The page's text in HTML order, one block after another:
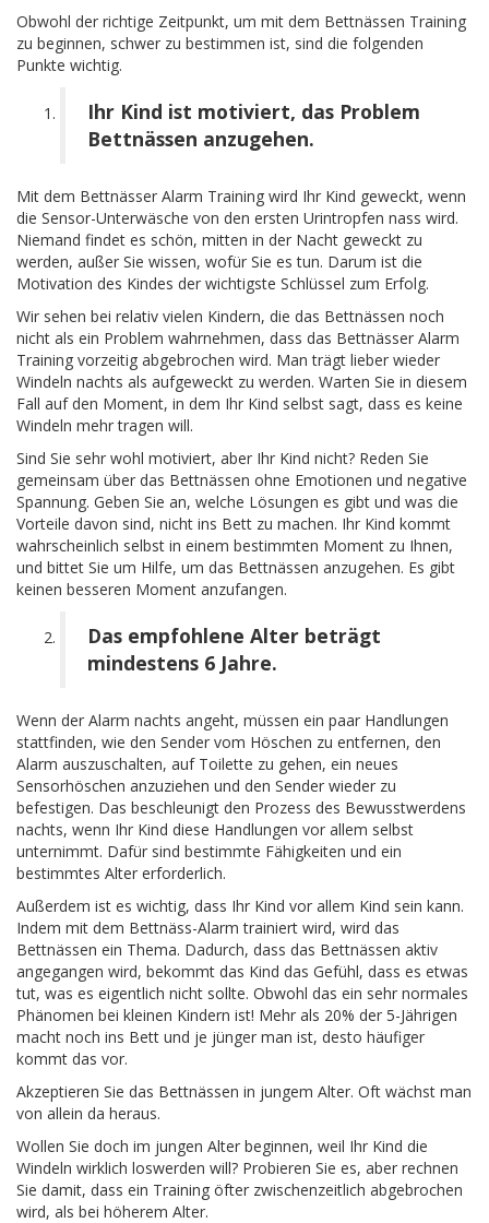
Obwohl der richtige Zeitpunkt, um mit dem Bettnässen Training
zu beginnen, schwer zu bestimmen ist, sind die folgenden
Punkte wichtig.
Ihr Kind ist motiviert, das Problem
Bettnässen anzugehen.
Mit dem Bettnässer Alarm Training wird Ihr Kind geweckt, wenn
die Sensor-Unterwäsche von den ersten Urintropfen nass wird.
Niemand findet es schön, mitten in der Nacht geweckt zu
werden, außer Sie wissen, wofür Sie es tun. Darum ist die
Motivation des Kindes der wichtigste Schlüssel zum Erfolg.
Wir sehen bei relativ vielen Kindern, die das Bettnässen noch
nicht als ein Problem wahrnehmen, dass das Bettnässer Alarm
Training vorzeitig abgebrochen wird. Man trägt lieber wieder
Windeln nachts als aufgeweckt zu werden. Warten Sie in diesem
Fall auf den Moment, in dem Ihr Kind selbst sagt, dass es keine
Windeln mehr tragen will.
Sind Sie sehr wohl motiviert, aber Ihr Kind nicht? Reden Sie
gemeinsam über das Bettnässen ohne Emotionen und negative
Spannung. Geben Sie an, welche Lösungen es gibt und was die
Vorteile davon sind, nicht ins Bett zu machen. Ihr Kind kommt
wahrscheinlich selbst in einem bestimmten Moment zu Ihnen,
und bittet Sie um Hilfe, um das Bettnässen anzugehen. Es gibt
keinen besseren Moment anzufangen.
Das empfohlene Alter beträgt
mindestens 6 Jahre.
Wenn der Alarm nachts angeht, müssen ein paar Handlungen
stattfinden, wie den Sender vom Höschen zu entfernen, den
Alarm auszuschalten, auf Toilette zu gehen, ein neues
Sensorhöschen anzuziehen und den Sender wieder zu
befestigen. Das beschleunigt den Prozess des Bewusstwerdens
nachts, wenn Ihr Kind diese Handlungen vor allem selbst
unternimmt. Dafür sind bestimmte Fähigkeiten und ein
bestimmtes Alter erforderlich.
Außerdem ist es wichtig, dass Ihr Kind vor allem Kind sein kann.
Indem mit dem Bettnäss-Alarm trainiert wird, wird das
Bettnässen ein Thema. Dadurch, dass das Bettnässen aktiv
angegangen wird, bekommt das Kind das Gefühl, dass es etwas
tut, was es eigentlich nicht sollte. Obwohl das ein sehr normales
Phänomen bei kleinen Kindern ist! Mehr als 20% der 5-Jährigen
macht noch ins Bett und je jünger man ist, desto häufiger
kommt das vor.
Akzeptieren Sie das Bettnässen in jungem Alter. Oft wächst man
von allein da heraus.
Wollen Sie doch im jungen Alter beginnen, weil Ihr Kind die
Windeln wirklich loswerden will? Probieren Sie es, aber rechnen
Sie damit, dass ein Training öfter zwischenzeitlich abgebrochen
wird, als bei höherem Alter.